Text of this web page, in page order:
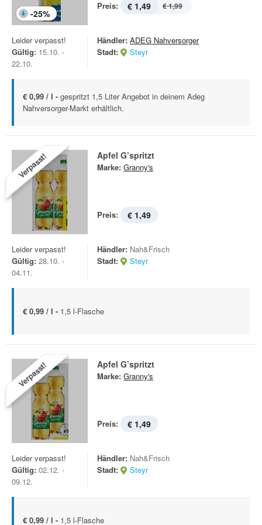
-25%
Preis: € 1,49 € 1,99
Leider verpasst!
Gültig: 15.10. -
22.10.
Händler: ADEG Nahversorger
Stadt:
Steyr
€ 0,99 / l - gespritzt 1,5 Liter Angebot in deinem Adeg
Nahversorger-Markt erhältlich.
Verpasst! Apfel G’spritzt
Marke: Granny's
Preis: € 1,49
Leider verpasst!
Gültig: 28.10. -
04.11.
Händler: Nah&Frisch
Stadt:
Steyr
€ 0,99 / l - 1,5 l-Flasche
Verpasst! Apfel G’spritzt
Marke: Granny's
Preis: € 1,49
Leider verpasst!
Gültig: 02.12. -
09.12.
Händler: Nah&Frisch
Stadt:
Steyr
€ 0,99 / l - 1,5 l-Flasche